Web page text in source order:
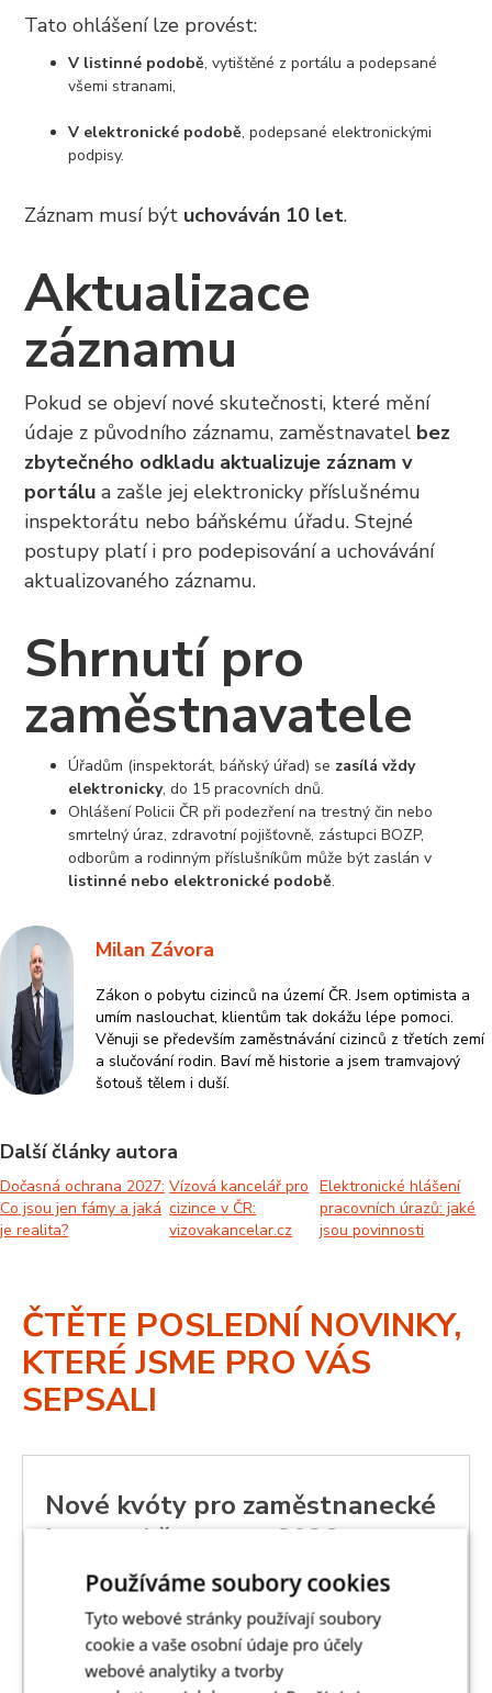
Tato ohlášení lze provést:
V listinné podobě, vytištěné z portálu a podepsané
všemi stranami,
V elektronické podobě, podepsané elektronickými
podpisy.
Záznam musí být uchováván 10 let.
Aktualizace
záznamu
Pokud se objeví nové skutečnosti, které mění
údaje z původního záznamu, zaměstnavatel bez
zbytečného odkladu aktualizuje záznam v
portálu a zašle jej elektronicky příslušnému
inspektorátu nebo báňskému úřadu. Stejné
postupy platí i pro podepisování a uchovávání
aktualizovaného záznamu.
Shrnutí pro
zaměstnavatele
Úřadům (inspektorát, báňský úřad) se zasílá vždy
elektronicky, do 15 pracovních dnů.
Ohlášení Policii ČR při podezření na trestný čin nebo
smrtelný úraz, zdravotní pojišťovně, zástupci BOZP,
odborům a rodinným příslušníkům může být zaslán v
listinné nebo elektronické podobě.
Milan Závora
Zákon o pobytu cizinců na území ČR. Jsem optimista a
umím naslouchat, klientům tak dokážu lépe pomoci.
Věnuji se především zaměstnávání cizinců z třetích zemí
a slučování rodin. Baví mě historie a jsem tramvajový
šotouš tělem i duší.
Další články autora
Dočasná ochrana 2027:
Co jsou jen fámy a jaká
je realita?
Vízová kancelář pro
cizince v ČR:
vizovakancelar.cz
Elektronické hlášení
pracovních úrazů: jaké
jsou povinnosti
ČTĚTE POSLEDNÍ NOVINKY,
KTERÉ JSME PRO VÁS
SEPSALI
Nové kvóty pro zaměstnanecké
karty od července 2026
8.6.2026 NOVINKY
Od 1. července 2026 se zásadně mění systém kvót pro
zaměstnanecké karty. Jak novela nařízení vlády ovlivní
Používáme soubory cookies
Tyto webové stránky používají soubory
cookie a vaše osobní údaje pro účely
webové analytiky a tvorby